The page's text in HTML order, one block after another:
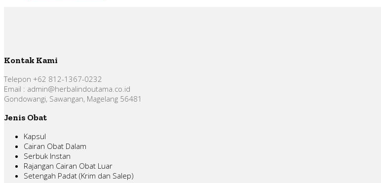
Kontak Kami
Telepon +62 812-1367-0232
Email : admin@herbalindoutama.co.id
Gondowangi, Sawangan, Magelang 56481
Jenis Obat
Kapsul
Cairan Obat Dalam
Serbuk Instan
Rajangan Cairan Obat Luar
Setengah Padat (Krim dan Salep)